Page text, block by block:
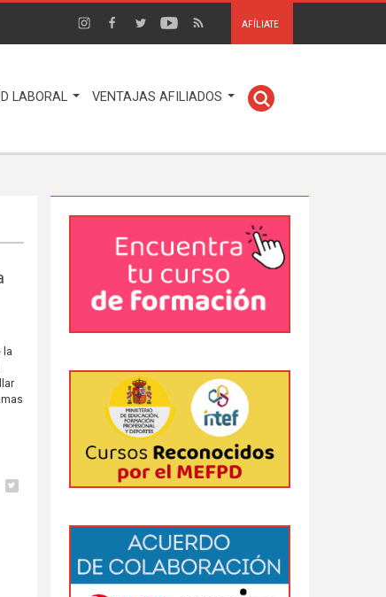
AFÍLIATE
LABORAL VENTAJAS AFILIADOS
la